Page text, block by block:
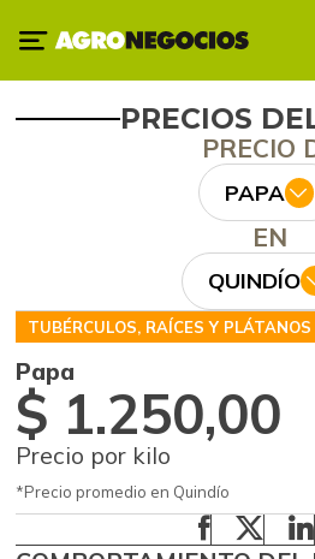
PRECIOS
PRECIO
PAPA
EN
QUINDÍO
TUBÉRCULOS, RAÍCES Y PLÁTANOS
Papa
$ 1.250,00
Precio por kilo
*Precio promedio en Quindío